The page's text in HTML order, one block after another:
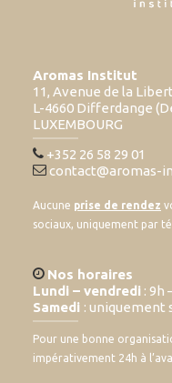
Aromas Institut
11, Avenue de la
L-4660 Differdange
LUXEMBOURG
+352 26 58 29 01
contact@aromas-
Aucune prise de rendez
sociaux, uniquement par
Nos horaires
Lundi – vendredi : 9h
Samedi : uniquement
Pour une bonne
impérativement 24h à